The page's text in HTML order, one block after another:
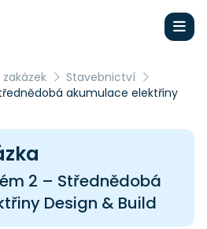
Stavebnictví
akumulace elektřiny
2 – Střednědobá
Design & Build